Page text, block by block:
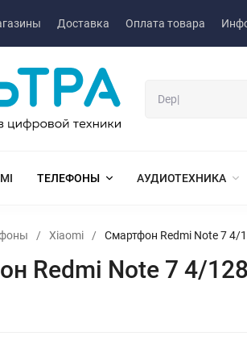
Доставка Оплата товара
ТЕЛЕФОНЫ АУДИОТЕХНИКА
/ Xiaomi / Смартфон Redmi Note 7 4/
Redmi Note 7 4/